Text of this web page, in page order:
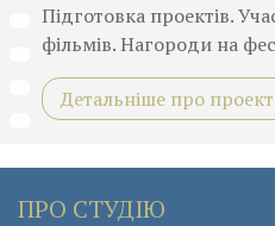
Підготовка проектів.
фільмів. Нагороди на
Детальніше про проект
ПРО СТУДІЮ